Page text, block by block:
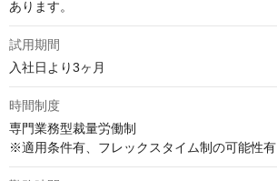
あります。
試用期間
入社日より3ヶ月
時間制度
専門業務型裁量労働制
※適用条件有、フレックスタイム制の可能性有